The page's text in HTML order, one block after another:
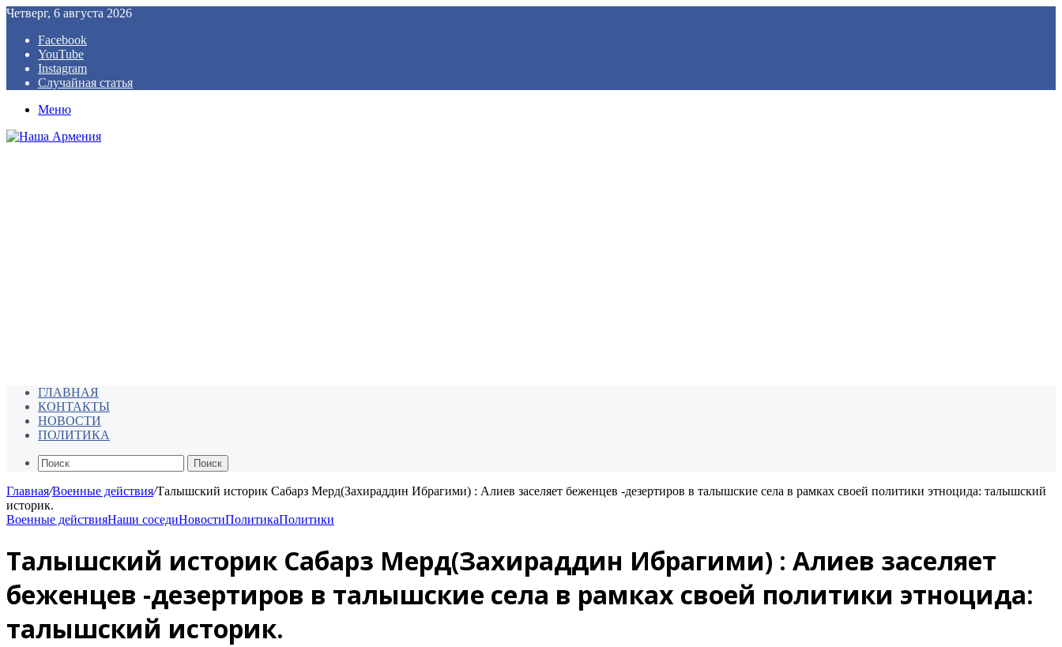
Четверг, 6 августа 2026
Facebook
YouTube
Instagram
Случайная статья
Меню
ГЛАВНАЯ
КОНТАКТЫ
НОВОСТИ
ПОЛИТИКА
Поиск
Главная/Военные действия/Талышский историк Сабарз Мерд(Захираддин Ибрагими) : Алиев заселяет беженцев -дезертиров в талышские села в рамках своей политики этноцида: талышский
историк.
Военные действияНаши соседиНовостиПолитикаПолитики
Талышский историк Сабарз Мерд(Захираддин Ибрагими) : Алиев заселяет
беженцев -дезертиров в талышские села в рамках своей политики этноцида:
талышский историк.